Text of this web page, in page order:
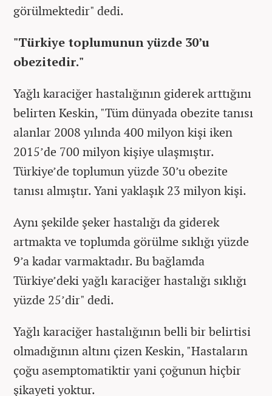
görülmektedir" dedi.
"Türkiye toplumunun yüzde 30’u
obezitedir."
Yağlı karaciğer hastalığının giderek arttığını
belirten Keskin, "Tüm dünyada obezite tanısı
alanlar 2008 yılında 400 milyon kişi iken
2015’de 700 milyon kişiye ulaşmıştır.
Türkiye’de toplumun yüzde 30’u obezite
tanısı almıştır. Yani yaklaşık 23 milyon kişi.
Aynı şekilde şeker hastalığı da giderek
artmakta ve toplumda görülme sıklığı yüzde
9’a kadar varmaktadır. Bu bağlamda
Türkiye’deki yağlı karaciğer hastalığı sıklığı
yüzde 25’dir" dedi.
Yağlı karaciğer hastalığının belli bir belirtisi
olmadığının altını çizen Keskin, "Hastaların
çoğu asemptomatiktir yani çoğunun hiçbir
şikayeti yoktur.